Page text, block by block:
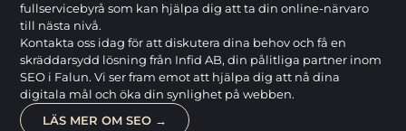
fullservicebyrå som kan hjälpa dig att ta din online-närvaro
till nästa nivå.
Kontakta oss idag för att diskutera dina behov och få en
skräddarsydd lösning från Infid AB, din pålitliga partner inom
SEO i Falun. Vi ser fram emot att hjälpa dig att nå dina
digitala mål och öka din synlighet på webben.
LÄS MER OM SEO →